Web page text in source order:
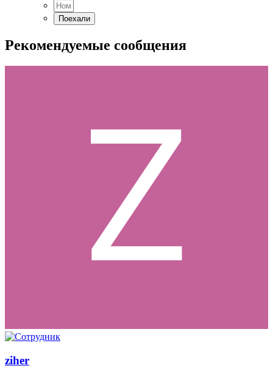
Рекомендуемые сообщения
ziher